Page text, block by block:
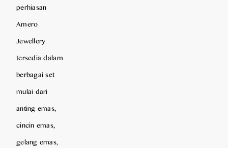
perhiasan
Amero
Jewellery
tersedia dalam
berbagai set
mulai dari
anting emas,
cincin emas,
gelang emas,